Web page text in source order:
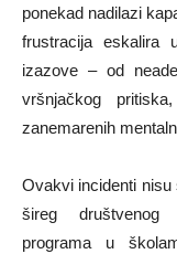
ponekad nadilazi
frustracija eskalira
izazove – od
vršnjačkog
zanemarenih
Ovakvi incidenti nisu
šireg društvenog
programa u